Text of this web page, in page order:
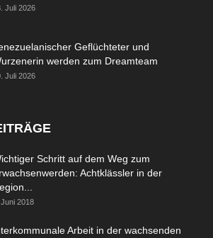
Juli 2026
Geflüchteter und
werden zum Dreamteam
Juli 2026
Schritt auf dem Weg zum
Achtklässler in der
2018
Arbeit in der wachsenden